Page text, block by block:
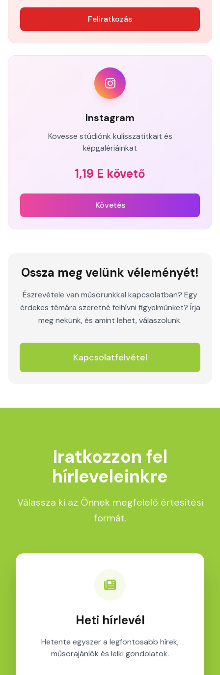
Feliratkozás
Instagram
Kövesse stúdiónk kulisszatitkait és
képgalériáinkat
1,19 E követő
Követés
Ossza meg velünk véleményét!
Észrevétele van műsorunkkal kapcsolatban? Egy
érdekes témára szeretné felhívni figyelmünket? Írja
meg nekünk, és amint lehet, válaszolunk.
Kapcsolatfelvétel
Iratkozzon fel
hírleveleinkre
Válassza ki az Önnek megfelelő értesítési
formát.
Heti hírlevél
Hetente egyszer a legfontosabb hírek,
műsorajánlók és lelki gondolatok.